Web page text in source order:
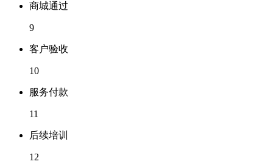
商城通过
9
客户验收
10
服务付款
11
后续培训
12